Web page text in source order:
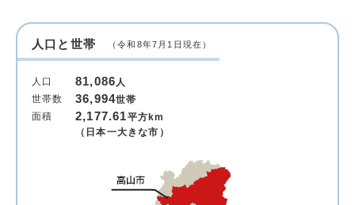
人口と世帯 （令和8年7月1日現在）
人口 81,086 人
世帯数
36,994世帯
面積
2,177.61平方km
（日本一大きな市）